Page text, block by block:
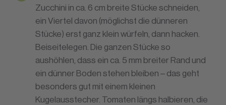
Zucchini in ca. 6 cm breite Stücke schneiden,
ein Viertel davon (möglichst die dünneren
Stücke) erst ganz klein würfeln, dann hacken.
Beiseitelegen. Die ganzen Stücke so
aushöhlen, dass ein ca. 5 mm breiter Rand und
ein dünner Boden stehen bleiben – das geht
besonders gut mit einem kleinen
Kugelausstecher. Tomaten längs halbieren, die